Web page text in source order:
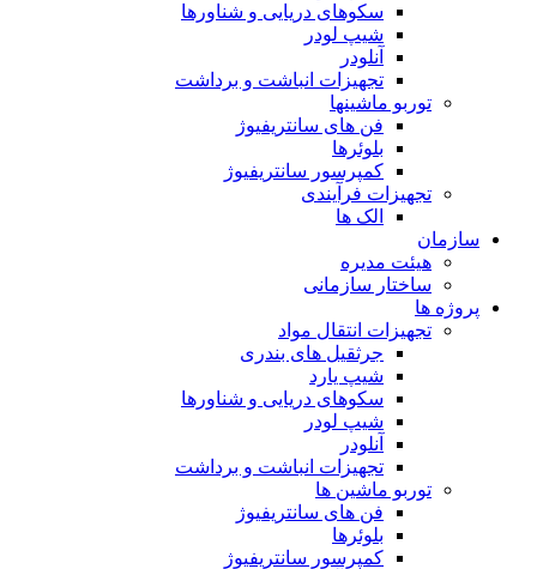
سکوهای دریایی و شناورها
شیپ لودر
آنلودر
تجهیزات انباشت و برداشت
توربو ماشینها
فن های سانتریفیوژ
بلوئرها
کمپرسور سانتریفیوژ
تجهیزات فرآیندی
الک ها
سازمان
هيئت مديره
ساختار سازمانی
پروژه ها
تجهيزات انتقال مواد
جرثقيل های بندری
شيپ يارد
سكوهای دريايی و شناورها
شيپ لودر
آنلودر
تجهيزات انباشت و برداشت
توربو ماشين ها
فن های سانتريفيوژ
بلوئرها
کمپرسور سانتریفیوژ